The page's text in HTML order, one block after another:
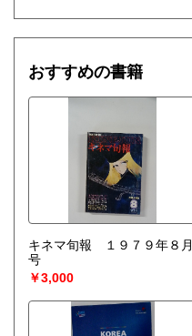
おすすめの書籍
キネマ旬報 １９７９年８月
号
￥3,000